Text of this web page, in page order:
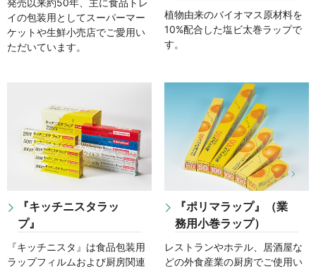
イの包装用としてスーパーマー
ケットや生鮮小売店でご愛用い
ただいています。
植物由来のバイオマス原材料を
10%配合した塩ビ太巻ラップで
す。
『キッチニスタラッ
プ』
『キッチニスタ』は食品包装用
ラップフィルムおよび厨房関連
『ポリマラップ』（業
務用小巻ラップ）
レストランやホテル、居酒屋な
どの外食産業の厨房でご使用い